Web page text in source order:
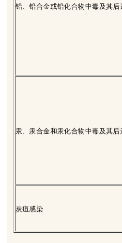
铅、铅合金或铅化合物中毒及其后
汞、汞合金和汞化合物中毒及其后
炭疽感染